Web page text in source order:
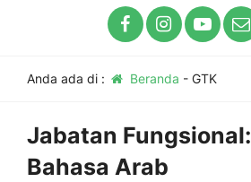
Anda ada di : Beranda - GTK
Jabatan Fungsional:
Bahasa Arab